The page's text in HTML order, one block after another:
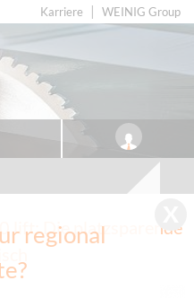
Karriere WEINIG Group
regional
lift: Die platzsparende